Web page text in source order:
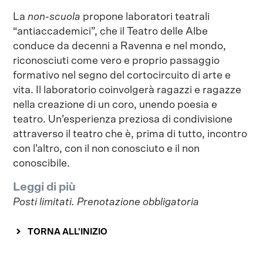
La non-scuola propone laboratori teatrali
“antiaccademici”, che il Teatro delle Albe
conduce da decenni a Ravenna e nel mondo,
riconosciuti come vero e proprio passaggio
formativo nel segno del cortocircuito di arte e
vita. Il laboratorio coinvolgerà ragazzi e ragazze
nella creazione di un coro, unendo poesia e
teatro. Un’esperienza preziosa di condivisione
attraverso il teatro che è, prima di tutto, incontro
con l’altro, con il non conosciuto e il non
conoscibile.
Leggi di più
Posti limitati. Prenotazione obbligatoria
TORNA ALL'INIZIO